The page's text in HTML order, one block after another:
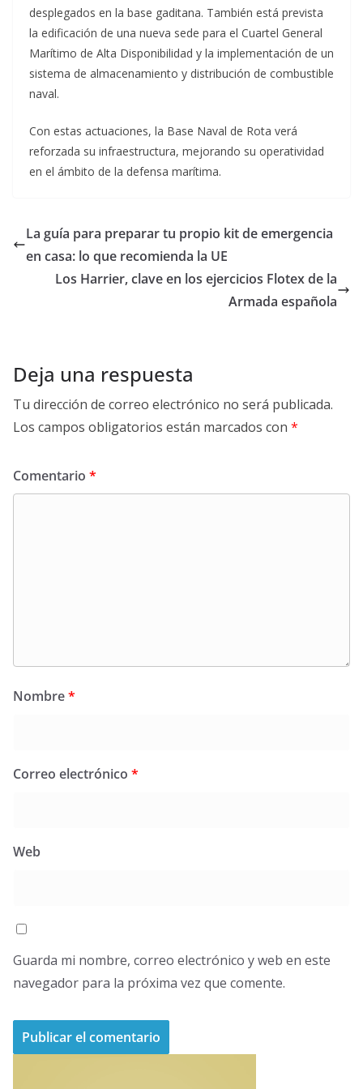
desplegados en la base gaditana. También está prevista
la edificación de una nueva sede para el Cuartel General
Marítimo de Alta Disponibilidad y la implementación de un
sistema de almacenamiento y distribución de combustible
naval.
Con estas actuaciones, la Base Naval de Rota verá
reforzada su infraestructura, mejorando su operatividad
en el ámbito de la defensa marítima.
La guía para preparar tu propio kit de emergencia
en casa: lo que recomienda la UE
Los Harrier, clave en los ejercicios Flotex de la
Armada española
Deja una respuesta
Tu dirección de correo electrónico no será publicada.
Los campos obligatorios están marcados con *
Comentario *
Nombre*
Correo electrónico *
Web
Guarda mi nombre, correo electrónico y web en este
navegador para la próxima vez que comente.